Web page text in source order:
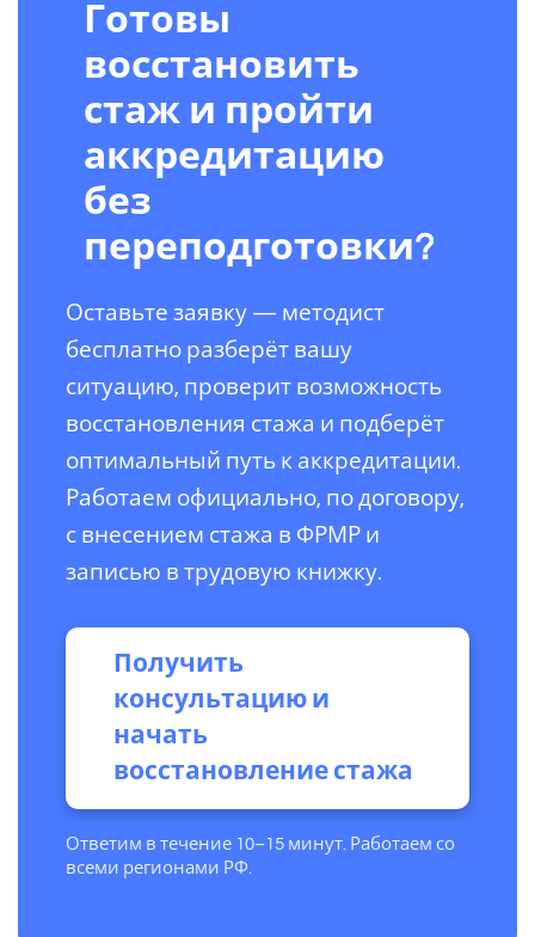
Готовы
восстановить
стаж и пройти
аккредитацию
без
переподготовки?
Оставьте заявку — методист
бесплатно разберёт вашу
ситуацию, проверит возможность
восстановления стажа и подберёт
оптимальный путь к аккредитации.
Работаем официально, по договору,
с внесением стажа в ФРМР и
записью в трудовую книжку.
Получить
консультацию и
начать
восстановление стажа
Ответим в течение 10–15 минут. Работаем со
всеми регионами РФ.